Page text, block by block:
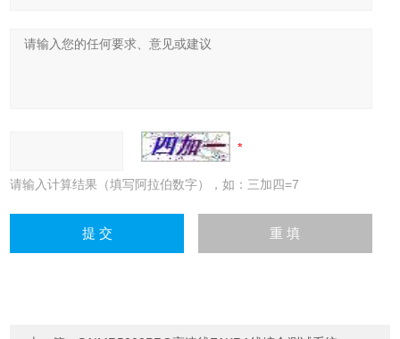
请输入计算结果（填写阿拉伯数字），如：三加四=7